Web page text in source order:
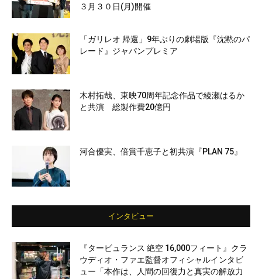
３月３０日(月)開催
「ガリレオ 帰還」9年ぶりの劇場版『沈黙のパ
レード』ジャパンプレミア
木村拓哉、東映70周年記念作品で綾瀬はるか
と共演 総製作費20億円
河合優実、倍賞千恵子と初共演『PLAN 75』
インタビュー
『タービュランス 絶空 16,000フィート』クラ
ウディオ・ファエ監督オフィシャルインタビ
ュー「本作は、人間の回復力と真実の解放力